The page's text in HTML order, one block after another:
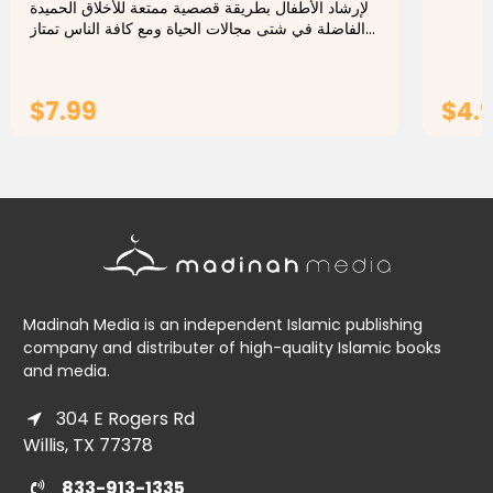
لإرشاد الأطفال بطريقة قصصية ممتعة للأخلاق الحميدة
الفاضلة في شتى مجالات الحياة ومع كافة الناس تمتاز
$7.99
Madinah Media is an independent Islamic publishing
company and distributer of high-quality Islamic books
and media.
304 E Rogers Rd
Willis, TX 77378